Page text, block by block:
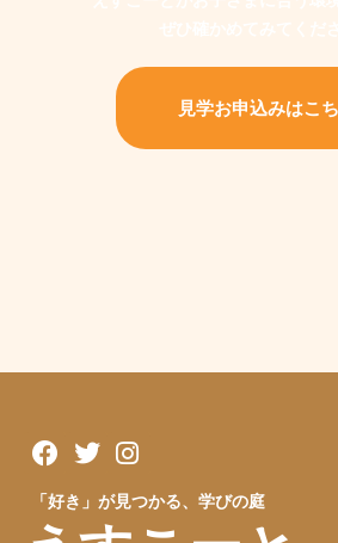
見学お申込みはこ
「好き」が見つかる、学びの庭